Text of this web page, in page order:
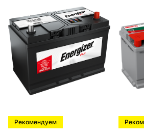
Рекомендуем